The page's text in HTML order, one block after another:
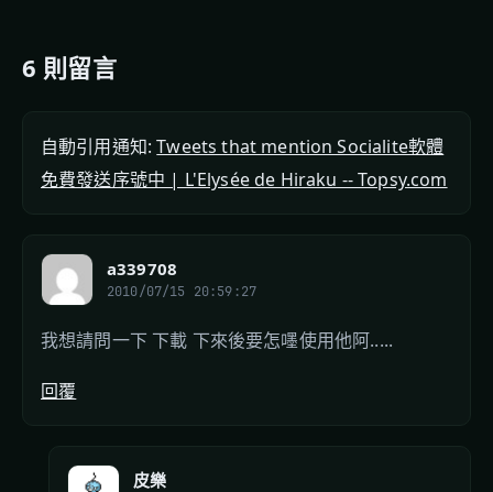
6 則留言
自動引用通知:Tweets that mention Socialite軟體
免費發送序號中 | L'Elysée de Hiraku -- Topsy.com
a339708
2010/07/15 20:59:27
我想請問一下 下載 下來後要怎嚜使用他阿.....
回覆
皮樂